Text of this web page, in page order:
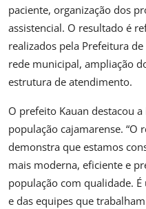
paciente, organização dos
assistencial. O resultado é
realizados pela Prefeitura
rede municipal, ampliação
estrutura de atendimento.
O prefeito Kauan destacou
população cajamarense. “O
demonstra que estamos
mais moderna, eficiente e
população com qualidade.
e das equipes que